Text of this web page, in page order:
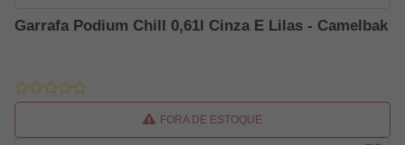
Garrafa Podium Chill 0,61l Cinza E Lilas - Camelbak
FORA DE ESTOQUE